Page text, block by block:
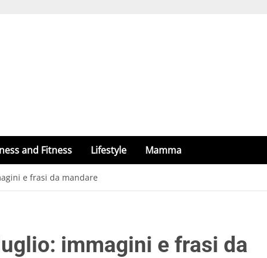
and Fitness Lifestyle Mamma
e frasi da mandare
immagini e frasi da